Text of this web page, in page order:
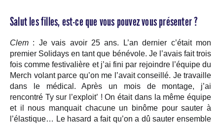
Salut les filles, est-ce que vous pouvez vous présenter ?
Clem : Je vais avoir 25 ans. L’an dernier c’était mon
premier Solidays en tant que bénévole. Je l’avais fait trois
fois comme festivalière et j’ai fini par rejoindre l’équipe du
Merch volant parce qu’on me l’avait conseillé. Je travaille
dans le médical. Après un mois de montage, j’ai
rencontré Ty sur l’exploit’ ! On était dans la même équipe
et il nous manquait chacune un binôme pour sauter à
l’élastique… Le hasard a fait qu’on a dû sauter ensemble